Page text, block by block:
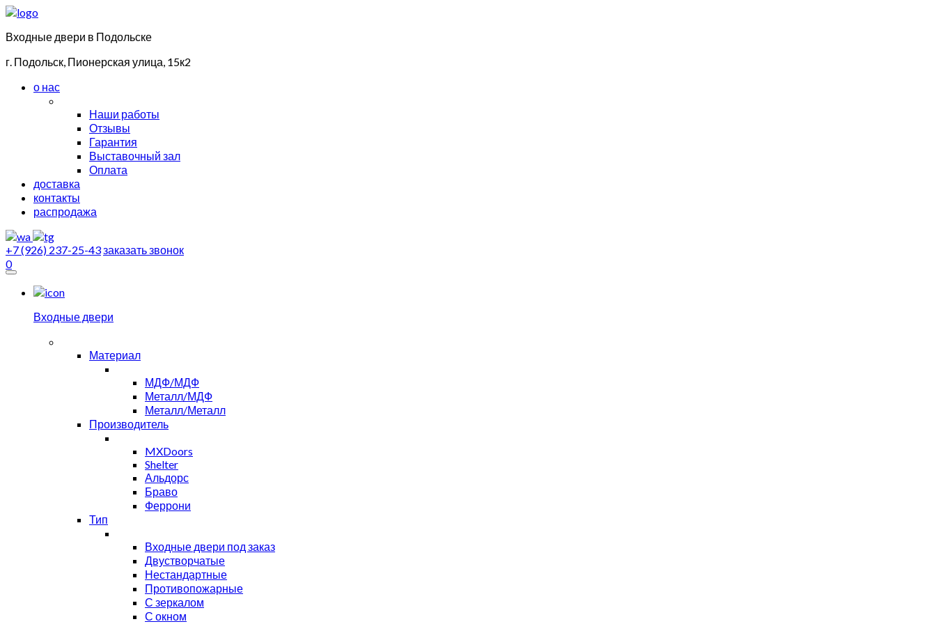
Входные двери в Подольске
г. Подольск, Пионерская улица, 15к2
о нас
Наши работы
Отзывы
Гарантия
Выставочный зал
Оплата
доставка
контакты
распродажа
+7 (926) 237-25-43заказать звонок
0
Входные двери
Материал
МДФ/МДФ
Металл/МДФ
Металл/Металл
Производитель
MXDoors
Shelter
Альдорс
Браво
Феррони
Тип
Входные двери под заказ
Двустворчатые
Нестандартные
Противопожарные
С зеркалом
С окном